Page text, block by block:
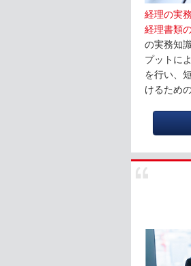
経理の実
経理書類
の実務知
プットに
を行い、
けるため